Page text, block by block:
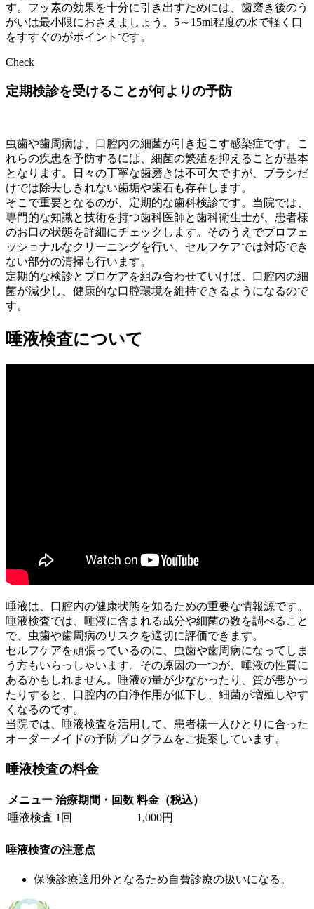
す。フッ素の効果を十分に引き出すためには、歯磨き後のう
がいは最小限におさえましょう。5～15ml程度の水で軽く口
をすすぐのがポイントです。
Check
定期検診を受けることが何よりの予防
虫歯や歯周病は、口腔内の細菌が引き起こす感染症です。こ
れらの疾患を予防するには、細菌の繁殖を抑えることが基本
となります。日々の丁寧な歯磨きは不可欠ですが、ブラシだ
けでは除去しきれない歯垢や歯石も存在します。
そこで重要となるのが、定期的な歯科検診です。当院では、
専門的な知識と技術を持つ歯科医師と歯科衛生士が、患者様
のお口の状態を詳細にチェックします。そのうえでプロフェ
ッショナルなクリーニングを行い、セルフケアでは対応でき
ない部分の清掃も行います。
定期的な検診とプロケアを組み合わせていけば、口腔内の細
菌が減少し、健康的な口腔環境を維持できるようになるので
す。
唾液検査について
唾液は、口腔内の健康状態を知るための重要な情報源です。
唾液検査では、唾液に含まれる成分や細菌の数を調べること
で、虫歯や歯周病のリスクを適切に評価できます。
セルフケアを頑張っているのに、虫歯や歯周病になってしま
う方もいらっしゃいます。その原因の一つが、唾液の性質に
あるかもしれません。唾液の量が少なかったり、質が悪かっ
たりすると、口腔内の自浄作用が低下し、細菌が増殖しやす
くなるのです。
当院では、唾液検査を活用して、患者様一人ひとりに合った
オーダーメイドの予防プログラムをご提案しています。
唾液検査の料金
メニュー 治療期間・回数 料金（税込）
唾液検査 1回 1,000円
唾液検査の注意点
保険診療適用外となるため自費診療の扱いになる。